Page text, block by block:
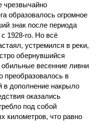
чрезвычайно
образовалось огромное
знак после периода
1928-го. Но всё
устремился в реки,
обернувшийся
весенние ливни
преобразовалось в
в дополнение накрыло
оказались
под собой
километров, что равно